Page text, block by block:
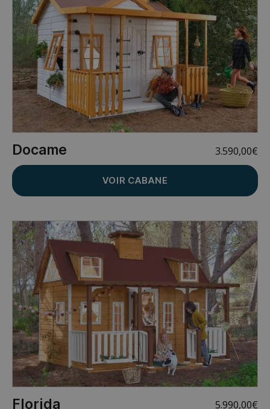
Docame 3.590,00€
VOIR CABANE
Florida 5.990,00€